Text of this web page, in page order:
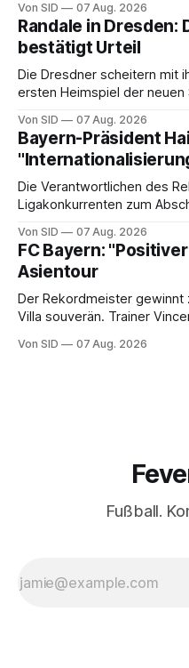
Von SID 07 Aug. 2026
Randale in Dresden:
bestätigt Urteil
Die Dresdner scheitern mit
ersten Heimspiel der neuen
Von SID 07 Aug. 2026
Bayern-Präsident
Die Verantwortlichen des
Ligakonkurrenten zum
Von SID 07 Aug. 2026
FC Bayern:
Asientour
Der Rekordmeister
Villa souverän. Trainer
Von SID 07 Aug. 2026
Fußball.